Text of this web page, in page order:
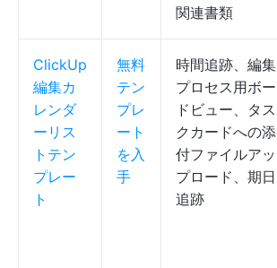
関連書類
ClickUp
編集カ
レンダ
ーリス
トテン
プレー
ト
無料
テン
プレ
ート
を入
手
時間追跡、編集
プロセス用ボー
ドビュー、タス
クカードへの添
付ファイルアッ
プロード、期日
追跡